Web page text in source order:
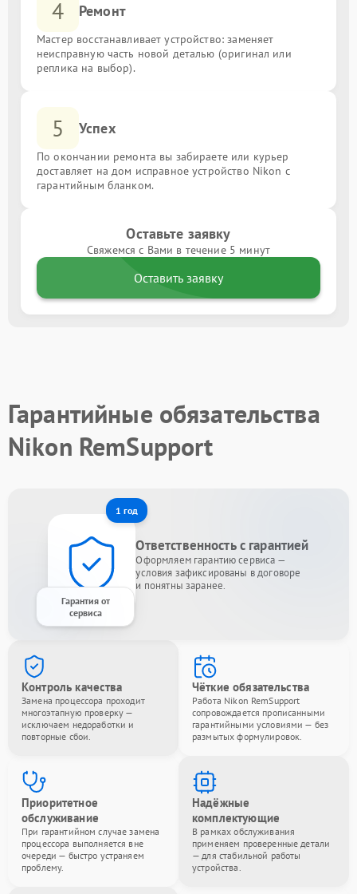
4 Ремонт
Мастер восстанавливает устройство: заменяет
неисправную часть новой деталью (оригинал или
реплика на выбор).
5 Успех
По окончании ремонта вы забираете или курьер
доставляет на дом исправное устройство Nikon с
гарантийным бланком.
Оставьте заявку
Свяжемся с Вами в течение 5 минут
Оставить заявку
Гарантийные обязательства
Nikon RemSupport
1 год
Гарантия от
сервиса
Ответственность с гарантией
Оформляем гарантию сервиса —
условия зафиксированы в договоре
и понятны заранее.
Контроль качества
Замена процессора проходит
многоэтапную проверку —
исключаем недоработки и
повторные сбои.
Чёткие обязательства
Работа Nikon RemSupport
сопровождается прописанными
гарантийными условиями — без
размытых формулировок.
Приоритетное
обслуживание
При гарантийном случае замена
процессора выполняется вне
очереди — быстро устраняем
проблему.
Надёжные
комплектующие
В рамках обслуживания
применяем проверенные детали
— для стабильной работы
устройства.